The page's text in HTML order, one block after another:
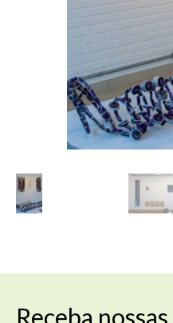
Receba